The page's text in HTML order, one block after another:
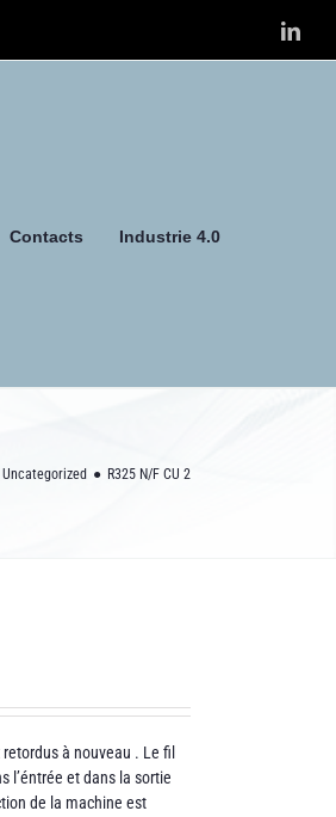
Contacts Industrie 4.0
Uncategorized R325 N/F CU 2
à nouveau . Le fil
l’éntrée et dans la sortie
de la machine est